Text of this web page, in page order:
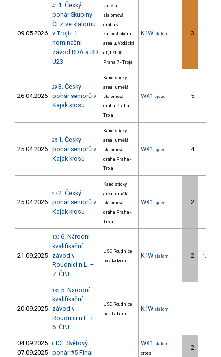
09.05.2026
41 1. Český
pohár Skupiny
ČEZ ve slalomu
v Troji+ 1.
nominační
závod RDA a RD
U23
Umělá
slalomová
dráha v
kanoistickém
areálu, Vodácká
ul., 171 00
Praha 7 - Troja
K1W slalom 3.
26.04.2026
29 3. Český
pohár seniorů v
Kajak krosu
Kanoistický
areál, umělá
slalomová
dráha Praha -
Troja
WX1 sjezd 5.
25.04.2026
25 1. Český
pohár seniorů v
Kajak krosu
Kanoistický
areál, umělá
slalomová
dráha Praha -
Troja
WX1 sjezd 4.
25.04.2026
27 2. Český
pohár seniorů v
Kajak krosu
Kanoistický
areál, umělá
slalomová
dráha Praha -
Troja
WX1 sjezd 2.
21.09.2025
133 6. Národní
kvalifikační
závod v
Roudnici n.L. +
7. ČPJ
USD Roudnice
nad Labem
K1W slalom 2. 1/U23
20.09.2025
132 5. Národní
kvalifikační
závod v
Roudnici n.L. +
6. ČPJ
USD Roudnice
nad Labem
K1W slalom
04.09.2025
07.09.2025
0 ICF Světový
pohár #5 Final
WX1 slalom
cross
2.